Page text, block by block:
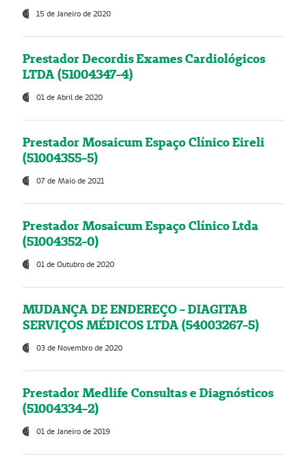
15 de Janeiro de 2020
Prestador Decordis Exames Cardiológicos
LTDA (51004347-4)
01 de Abril de 2020
Prestador Mosaicum Espaço Clínico Eireli
(51004355-5)
07 de Maio de 2021
Prestador Mosaicum Espaço Clínico Ltda
(51004352-0)
01 de Outubro de 2020
MUDANÇA DE ENDEREÇO - DIAGITAB
SERVIÇOS MÉDICOS LTDA (54003267-5)
03 de Novembro de 2020
Prestador Medlife Consultas e Diagnósticos
(51004334-2)
01 de Janeiro de 2019